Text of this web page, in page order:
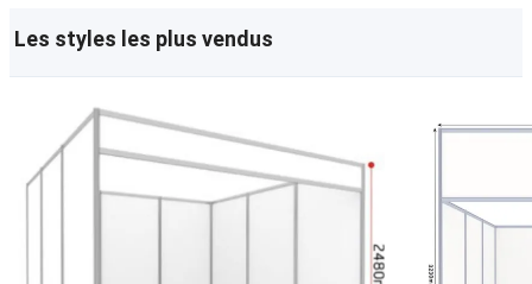
Les styles les plus vendus